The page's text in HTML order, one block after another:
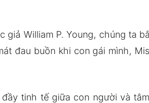
giả William P. Young, chúng ta
đau buồn khi con gái mình,
tinh tế giữa con người và